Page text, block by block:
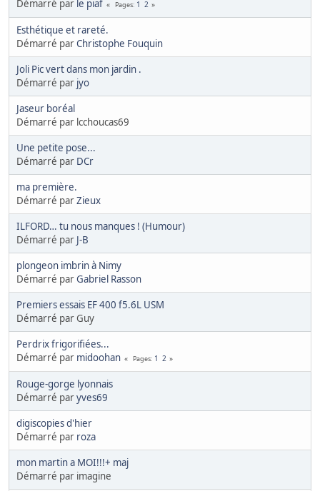
Démarré par le piaf Pages 1 2
Esthétique et rareté.
Démarré parChristophe Fouquin
Joli Pic vert dans mon jardin .
Démarré par jyo
Jaseur boréal
Démarré par lcchoucas69
Une petite pose...
Démarré par DCr
ma première.
Démarré parZieux
ILFORD… tu nous manques ! (Humour)
Démarré par J-B
plongeon imbrin à Nimy
Démarré parGabriel Rasson
Premiers essais EF 400 f5.6L USM
Démarré par Guy
Perdrix frigorifiées...
Démarré par midoohan Pages 1 2
Rouge-gorge lyonnais
Démarré paryves69
digiscopies d'hier
Démarré par roza
mon martin a MOI!!!+ maj
Démarré par imagine